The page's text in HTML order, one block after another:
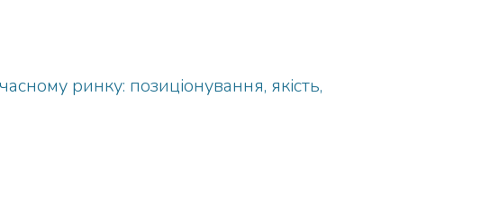
ринку: позиціонування, якість,